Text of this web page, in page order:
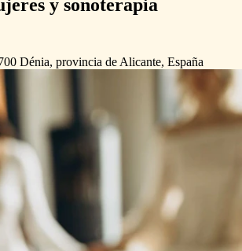
y sonoterapia
Dénia, provincia de Alicante, España